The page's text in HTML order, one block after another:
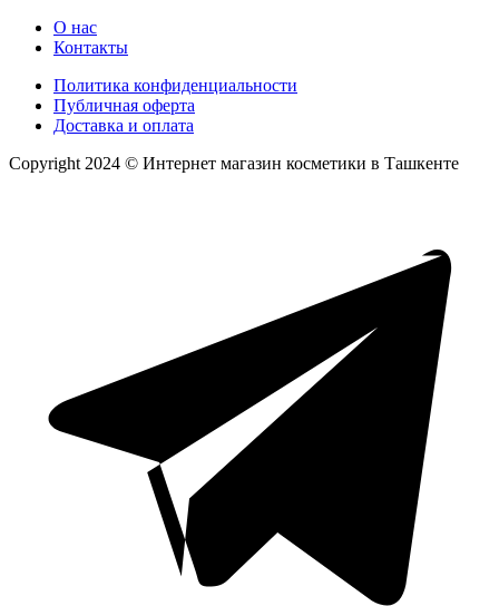
О нас
Контакты
Политика конфиденциальности
Публичная оферта
Доставка и оплата
Copyright 2024 © Интернет магазин косметики в Ташкенте